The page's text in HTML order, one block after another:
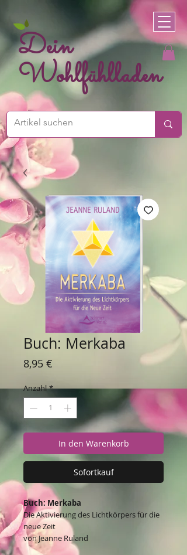
Dein
Wohlfühlladen
Buch: Merkaba
8,95 €
Anzahl *
In den Warenkorb
Sofortkauf
Buch: Merkaba
Die Aktivierung des Lichtkörpers für die
neue Zeit
von Jeanne Ruland